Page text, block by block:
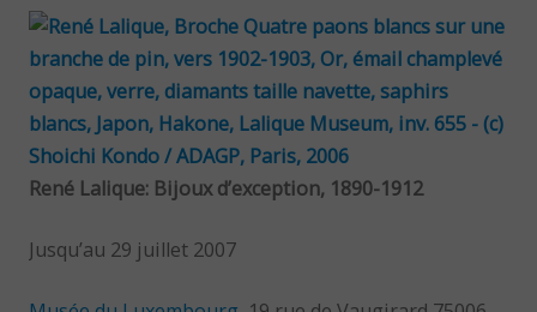
René Lalique: Bijoux d’exception, 1890-1912
Jusqu’au 29 juillet 2007